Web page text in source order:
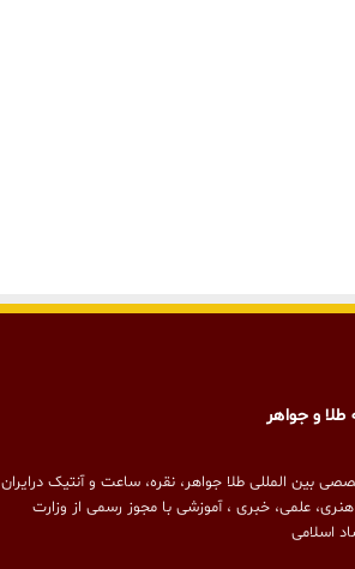
طلا و جواهر
بین المللی طلا جواهر، نقره، ساعت و آنتیک درایران
علمی، خبری ، آموزشی با مجوز رسمی از وزارت
اسلامی